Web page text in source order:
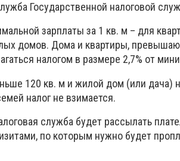
Государственной налоговой
зарплаты за 1 кв. м – для
домов. Дома и квартиры,
налогом в размере 2,7% от
120 кв. м и жилой дом (или дача)
налог не взимается.
служба будет рассылать
по которым нужно будет